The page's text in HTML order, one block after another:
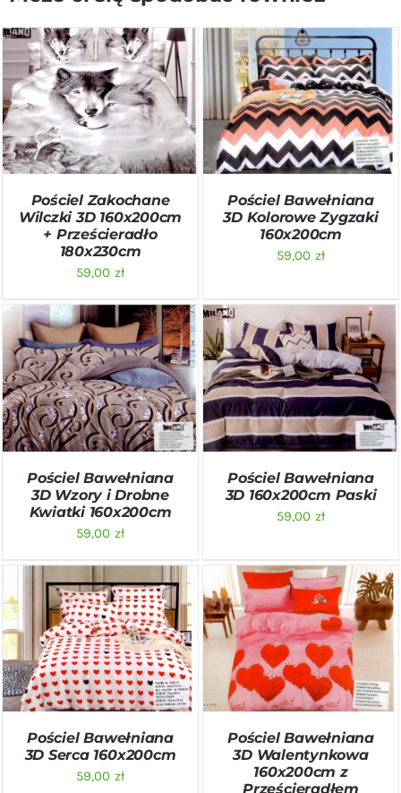
DODAJ DO KOSZYKA
/
SZCZEGÓŁY
Pościel Zakochane
Wilczki 3D 160x200cm
+ Prześcieradło
180x230cm
59,00 zł
DODAJ DO KOSZYKA
/
SZCZEGÓŁY
Pościel Bawełniana
3D Kolorowe Zygzaki
160x200cm
59,00 zł
DODAJ DO KOSZYKA
/
SZCZEGÓŁY
Pościel Bawełniana
3D Wzory i Drobne
Kwiatki 160x200cm
59,00 zł
DODAJ DO KOSZYKA
/
SZCZEGÓŁY
Pościel Bawełniana
3D 160x200cm Paski
59,00 zł
DODAJ DO KOSZYKA
/
SZCZEGÓŁY
Pościel Bawełniana
3D Serca 160x200cm
59,00 zł
DODAJ DO KOSZYKA
/
SZCZEGÓŁY
Pościel Bawełniana
3D Walentynkowa
160x200cm z
Prześcieradłem